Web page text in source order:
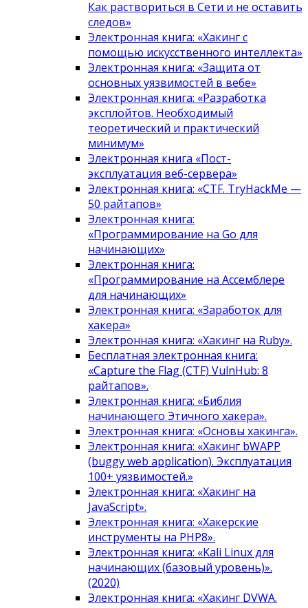
Как раствориться в Сети и не оставить
следов»
Электронная книга: «Хакинг с
помощью искусственного интеллекта»
Электронная книга: «Защита от
основных уязвимостей в вебе»
Электронная книга: «Разработка
эксплойтов. Необходимый
теоретический и практический
минимум»
Электронная книга «Пост-
эксплуатация веб-сервера»
Электронная книга: «CTF. TryHackMe —
50 райтапов»
Электронная книга:
«Программирование на Go для
начинающих»
Электронная книга:
«Программирование на Ассемблере
для начинающих»
Электронная книга: «Заработок для
хакера»
Электронная книга: «Хакинг на Ruby».
Бесплатная электронная книга:
«Capture the Flag (CTF) VulnHub: 8
райтапов».
Электронная книга: «Библия
начинающего Этичного хакера».
Электронная книга: «Основы хакинга».
Электронная книга: «Хакинг bWAPP
(buggy web application). Эксплуатация
100+ уязвимостей.»
Электронная книга: «Хакинг на
JavaScript».
Электронная книга: «Хакерские
инструменты на PHP8».
Электронная книга: «Kali Linux для
начинающих (базовый уровень)».
(2020)
Электронная книга: «Хакинг DVWA.